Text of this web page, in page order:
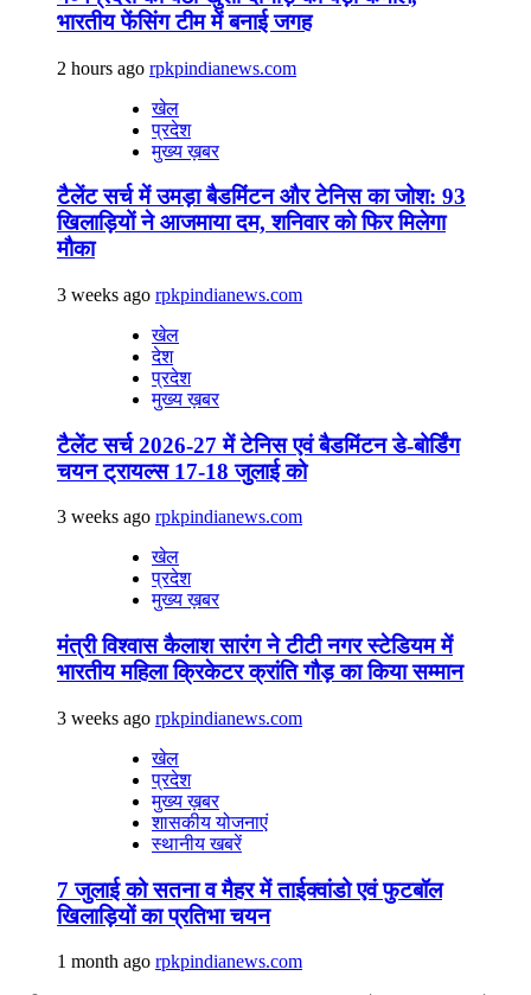
भारतीय फेंसिंग टीम में बनाई जगह
2 hours ago rpkpindianews.com
खेल
प्रदेश
मुख्य ख़बर
टैलेंट सर्च में उमड़ा बैडमिंटन और टेनिस का जोश: 93
खिलाड़ियों ने आजमाया दम, शनिवार को फिर मिलेगा
मौका
3 weeks ago rpkpindianews.com
खेल
देश
प्रदेश
मुख्य ख़बर
टैलेंट सर्च 2026-27 में टेनिस एवं बैडमिंटन डे-बोर्डिंग
चयन ट्रायल्स 17-18 जुलाई को
3 weeks ago rpkpindianews.com
खेल
प्रदेश
मुख्य ख़बर
मंत्री विश्वास कैलाश सारंग ने टीटी नगर स्टेडियम में
भारतीय महिला क्रिकेटर क्रांति गौड़ का किया सम्मान
3 weeks ago rpkpindianews.com
खेल
प्रदेश
मुख्य ख़बर
शासकीय योजनाएं
स्थानीय खबरें
7 जुलाई को सतना व मैहर में ताईक्वांडो एवं फुटबॉल
खिलाड़ियों का प्रतिभा चयन
1 month ago rpkpindianews.com